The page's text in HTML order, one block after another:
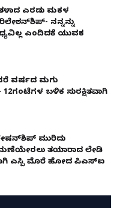
ಎರಡು ಮಕ್ಕಳ
ನನ್ನನ್ನು
ಎಂದಿದಕ್ಕೆ ಯುವಕ
ವರ್ಷದ ಮಗು
ಬಳಿಕ ಸುರಕ್ಷಿತವಾಗಿ
ಮುರಿದು
ತಯಾರಾದ ಲೇಡಿ
ಎಸ್ಪಿ ಮೊರೆ ಹೋದ ಪಿಎಸ್ಐ